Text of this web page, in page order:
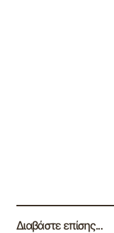
Διαβάστε επίσης...